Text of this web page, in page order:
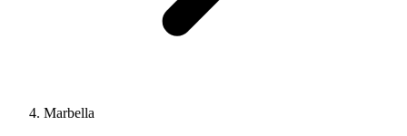
Marbella